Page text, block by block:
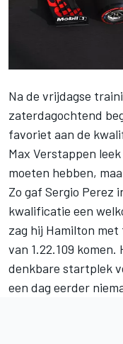
Na de vrijdagse
zaterdagochtend
favoriet aan de
Max Verstappen
moeten hebben,
Zo gaf Sergio Perez
kwalificatie een
zag hij Hamilton
van 1.22.109
denkbare startplek
een dag eerder